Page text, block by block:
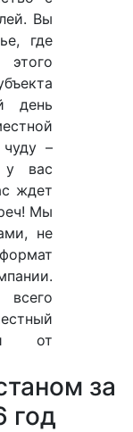
Вы
где
день
–
у вас
ждет
Мы
не
от
за
год